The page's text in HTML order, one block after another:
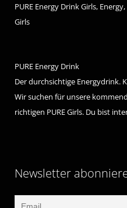
PURE Energy Drink Girls,
Girls
PURE Energy Drink
Der durchsichtige Energydrink.
Wir suchen für unsere
richtigen PURE Girls. Du bist
Newsletter